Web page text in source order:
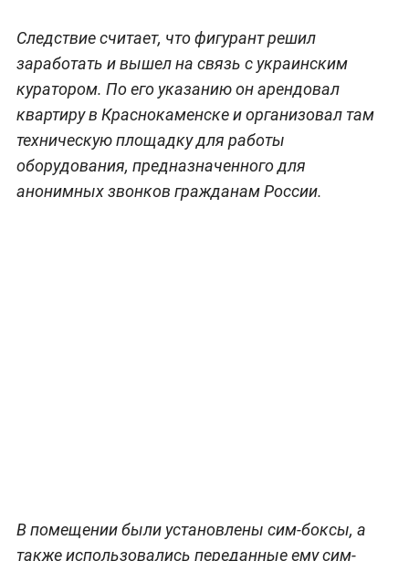
Следствие считает, что фигурант решил
заработать и вышел на связь с украинским
куратором. По его указанию он арендовал
квартиру в Краснокаменске и организовал там
техническую площадку для работы
оборудования, предназначенного для
анонимных звонков гражданам России.
В помещении были установлены сим-боксы, а
также использовались переданные ему сим-